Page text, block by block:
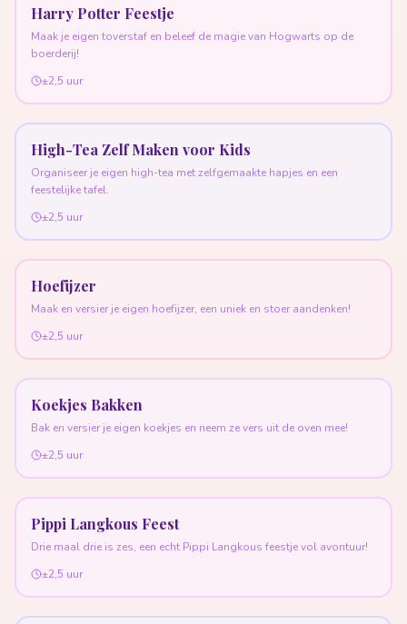
Harry Potter Feestje
Maak je eigen toverstaf en beleef de magie van Hogwarts op de
boerderij!
±2,5 uur
High-Tea Zelf Maken voor Kids
Organiseer je eigen high-tea met zelfgemaakte hapjes en een
feestelijke tafel.
±2,5 uur
Hoefijzer
Maak en versier je eigen hoefijzer, een uniek en stoer aandenken!
±2,5 uur
Koekjes Bakken
Bak en versier je eigen koekjes en neem ze vers uit de oven mee!
±2,5 uur
Pippi Langkous Feest
Drie maal drie is zes, een echt Pippi Langkous feestje vol avontuur!
±2,5 uur